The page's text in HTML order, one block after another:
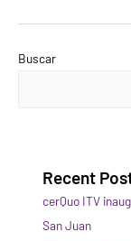
Buscar
Recent
cerQuo ITV
San Juan